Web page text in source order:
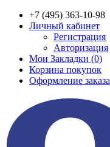
+7 (495) 363-10-98
Личный кабинет
Регистрация
Авторизация
Мои Закладки (0)
Корзина покупок
Оформление заказа